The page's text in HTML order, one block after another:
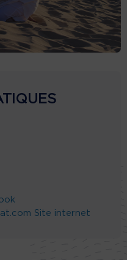
Site internet